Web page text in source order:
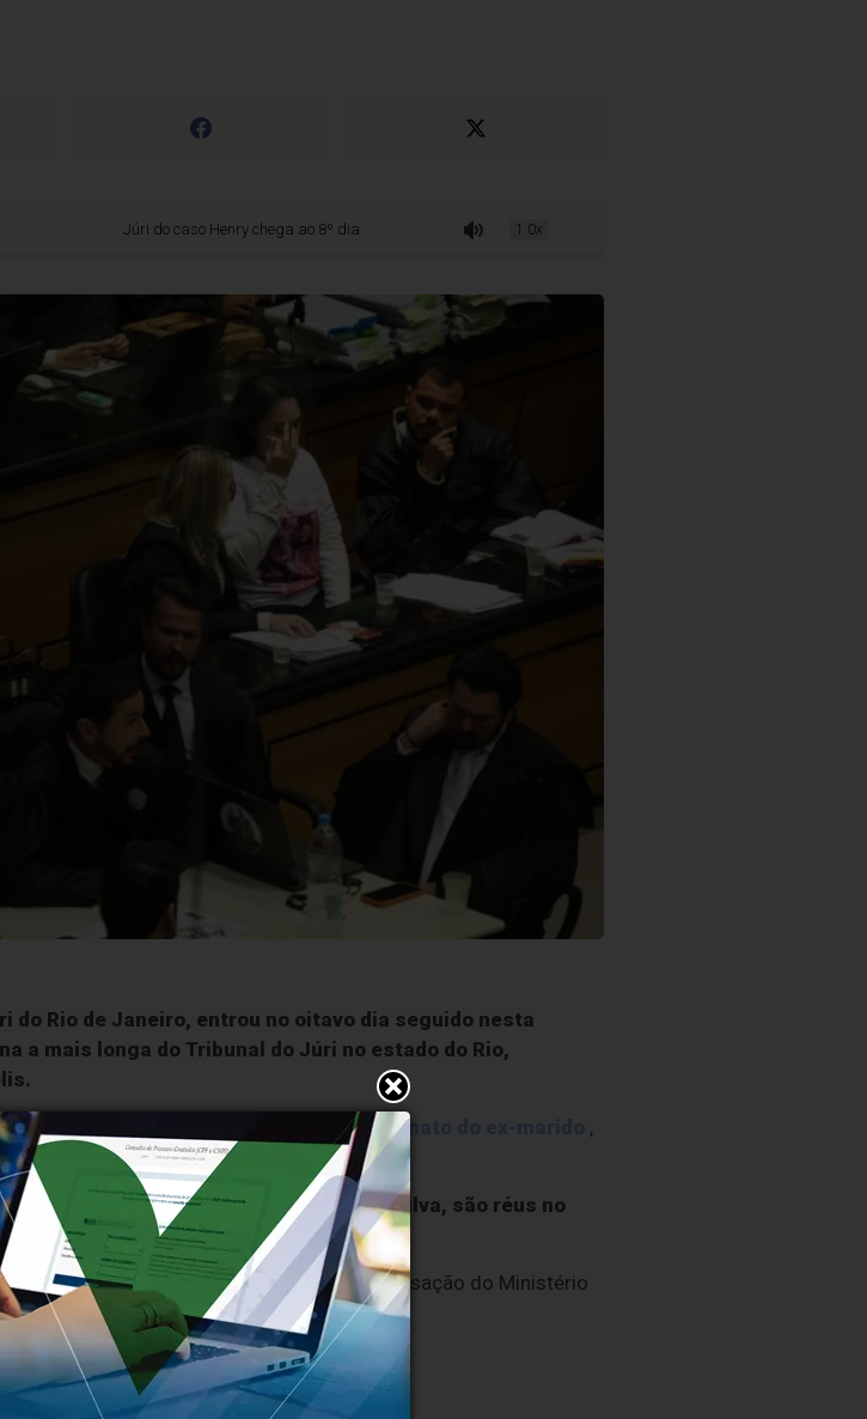
Júri do caso Henry chega ao 8º dia e é o mais longo do Rio de Janeiro
1.0x
do Rio de Janeiro, entrou no oitavo dia seguido nesta
a mais longa do Tribunal do Júri no estado do Rio,
a mais de 50 anos de prisão pelo
assassinato do ex-marido
,
e Monique Medeiros da Costa e Silva, são réus no
aos 4 anos, em março de 2021.
Ele era padrasto de Henry. Segundo a acusação do Ministério
e Monique teria se omitido.